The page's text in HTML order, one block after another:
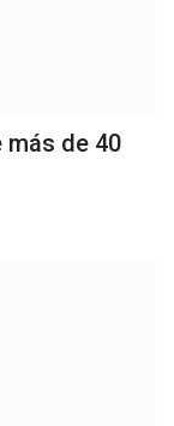
más de 40